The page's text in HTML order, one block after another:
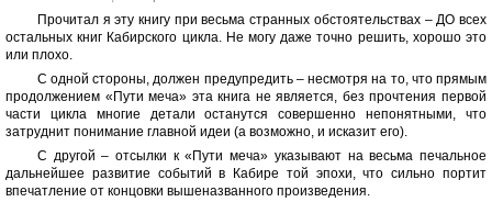
Прочитал я эту книгу при весьма странных обстоятельствах – ДО всех
остальных книг Кабирского цикла. Не могу даже точно решить, хорошо это
или плохо.
С одной стороны, должен предупредить – несмотря на то, что прямым
продолжением «Пути меча» эта книга не является, без прочтения первой
части цикла многие детали останутся совершенно непонятными, что
затруднит понимание главной идеи (а возможно, и исказит его).
С другой – отсылки к «Пути меча» указывают на весьма печальное
дальнейшее развитие событий в Кабире той эпохи, что сильно портит
впечатление от концовки вышеназванного произведения.